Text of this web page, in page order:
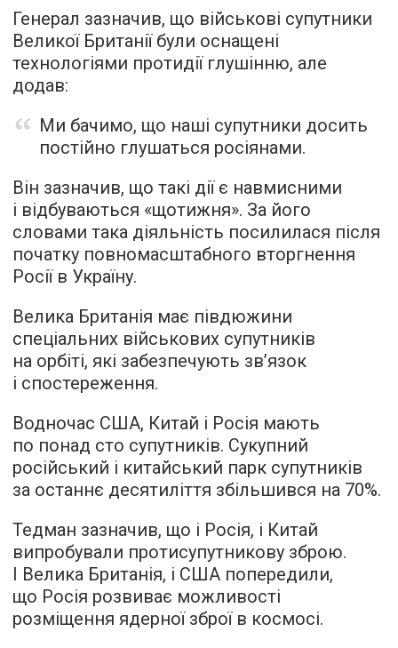
Генерал зазначив, що військові супутники
Великої Британії були оснащені
технологіями протидії глушінню, але
додав:
Ми бачимо, що наші супутники досить
постійно глушаться росіянами.
Він зазначив, що такі дії є навмисними
і відбуваються «щотижня». За його
словами така діяльність посилилася після
початку повномасштабного вторгнення
Росії в Україну.
Велика Британія має півдюжини
спеціальних військових супутників
на орбіті, які забезпечують зв’язок
і спостереження.
Водночас США, Китай і Росія мають
по понад сто супутників. Сукупний
російський і китайський парк супутників
за останнє десятиліття збільшився на 70%.
Тедман зазначив, що і Росія, і Китай
випробували протисупутникову зброю.
І Велика Британія, і США попередили,
що Росія розвиває можливості
розміщення ядерної зброї в космосі.